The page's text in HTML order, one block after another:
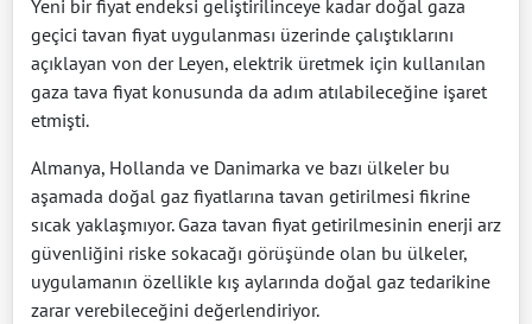
Yeni bir fiyat endeksi geliştirilinceye kadar doğal gaza
geçici tavan fiyat uygulanması üzerinde çalıştıklarını
açıklayan von der Leyen, elektrik üretmek için kullanılan
gaza tava fiyat konusunda da adım atılabileceğine işaret
etmişti.
Almanya, Hollanda ve Danimarka ve bazı ülkeler bu
aşamada doğal gaz fiyatlarına tavan getirilmesi fikrine
sıcak yaklaşmıyor. Gaza tavan fiyat getirilmesinin enerji arz
güvenliğini riske sokacağı görüşünde olan bu ülkeler,
uygulamanın özellikle kış aylarında doğal gaz tedarikine
zarar verebileceğini değerlendiriyor.